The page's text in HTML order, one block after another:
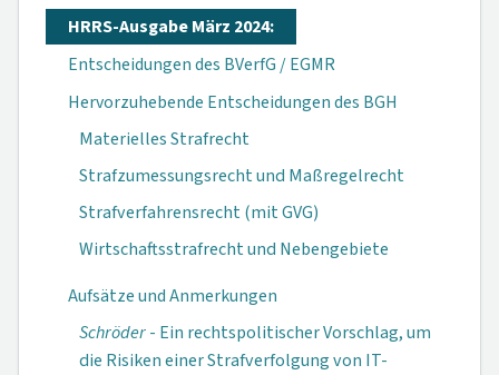
HRRS-Ausgabe März 2024:
Entscheidungen des BVerfG / EGMR
Hervorzuhebende Entscheidungen des BGH
Materielles Strafrecht
Strafzumessungsrecht und Maßregelrecht
Strafverfahrensrecht (mit GVG)
Wirtschaftsstrafrecht und Nebengebiete
Aufsätze und Anmerkungen
Schröder- Ein rechtspolitischer Vorschlag, um
die Risiken einer Strafverfolgung von IT-